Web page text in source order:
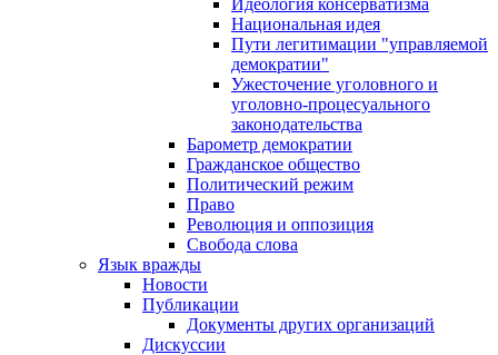
Идеология консерватизма
Национальная идея
Пути легитимации "управляемой
демократии"
Ужесточение уголовного и
уголовно-процесуального
законодательства
Барометр демократии
Гражданское общество
Политический режим
Право
Революция и оппозиция
Свобода слова
Язык вражды
Новости
Публикации
Документы других организаций
Дискуссии